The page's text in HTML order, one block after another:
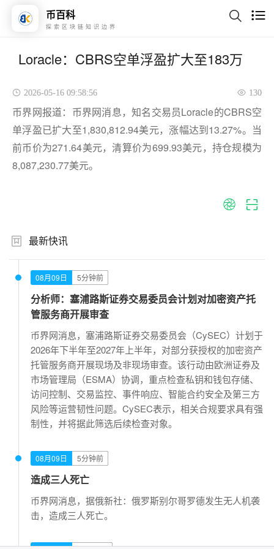
币百科
探索区块链知识边界
Loracle：CBRS空单浮盈扩大至183万
2026-05-16 09:58:56 130
币界网报道：币界网消息，知名交易员Loracle的CBRS空
单浮盈已扩大至1,830,812.94美元，涨幅达到13.27%。当
前币价为271.64美元，清算价为699.93美元，持仓规模为
8,087,230.77美元。
最新快讯
08月09日 5分钟前
分析师：塞浦路斯证券交易委员会计划对加密资产托
管服务商开展审查
币界网消息，塞浦路斯证券交易委员会（CySEC）计划于
2026年下半年至2027年上半年，对部分获授权的加密资产
托管服务商开展现场及非现场审查。该行动由欧洲证券及
市场管理局（ESMA）协调，重点检查私钥和钱包存储、
访问控制、交易监控、事件响应、智能合约安全及第三方
风险等运营韧性问题。CySEC表示，相关合规要求具有强
制性，并将据此筛选后续检查对象。
08月09日 5分钟前
造成三人死亡
币界网消息，据俄新社：俄罗斯别尔哥罗德发生无人机袭
击，造成三人死亡。